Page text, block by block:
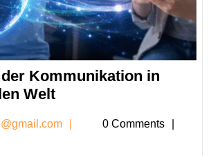
Kommunikation in
WeltDie
der
0 Comments